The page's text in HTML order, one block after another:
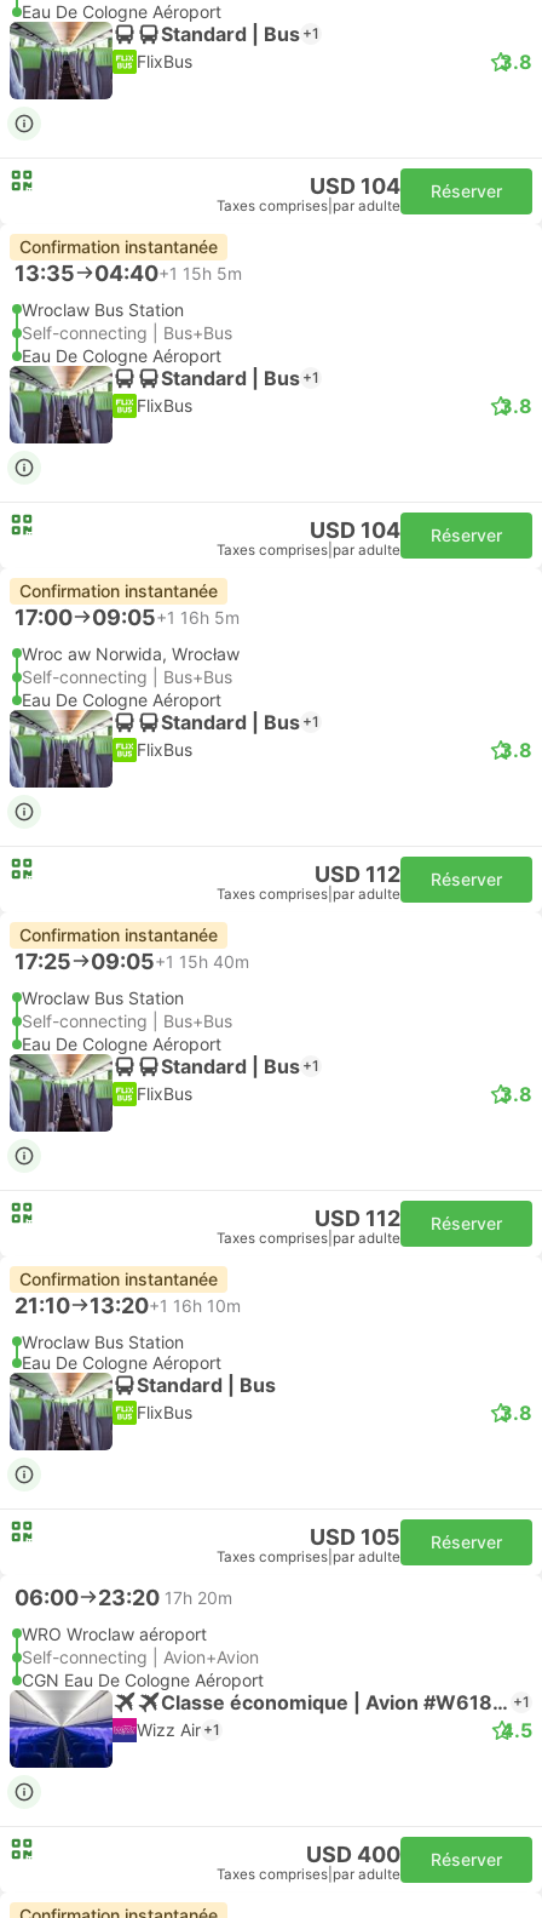
Eau De Cologne Aéroport
Standard | Bus +1
FlixBus 3.8
USD 104
Taxes comprises par adulte
Réserver
Confirmation instantanée
13:35 04:40+1 15h 5m
Wroclaw Bus Station
Self-connecting | Bus+Bus
Eau De Cologne Aéroport
Standard | Bus +1
FlixBus 3.8
USD 104
Taxes comprises par adulte
Réserver
Confirmation instantanée
17:00 09:05+1 16h 5m
Wroc aw Norwida, Wrocław
Self-connecting | Bus+Bus
Eau De Cologne Aéroport
Standard | Bus +1
FlixBus 3.8
USD 112
Taxes comprises par adulte
Réserver
Confirmation instantanée
17:25 09:05+1 15h 40m
Wroclaw Bus Station
Self-connecting | Bus+Bus
Eau De Cologne Aéroport
Standard | Bus +1
FlixBus 3.8
USD 112
Taxes comprises par adulte
Réserver
Confirmation instantanée
21:10 13:20+1 16h 10m
Wroclaw Bus Station
Eau De Cologne Aéroport
Standard | Bus
FlixBus 3.8
USD 105
Taxes comprises par adulte
Réserver
06:00 23:20 17h 20m
WRO Wroclaw aéroport
Self-connecting | Avion+Avion
CGN Eau De Cologne Aéroport
Classe économique | Avion #W61811 +1
Wizz Air +1 4.5
USD 400
Taxes comprises par adulte
Réserver